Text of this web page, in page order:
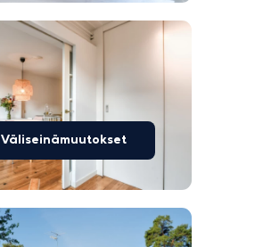
Väliseinämuutokset